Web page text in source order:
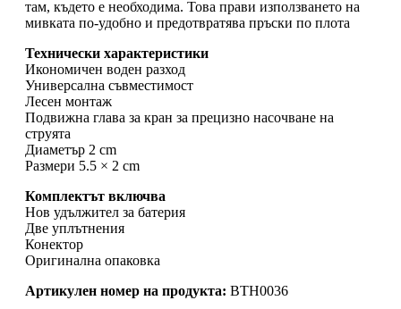
там, където е необходима. Това прави използването на
мивката по-удобно и предотвратява пръски по плота
Технически характеристики
Икономичен воден разход
Универсална съвместимост
Лесен монтаж
Подвижна глава за кран за прецизно насочване на
струята
Диаметър 2 cm
Размери 5.5 × 2 cm
Комплектът включва
Нов удължител за батерия
Две уплътнения
Конектор
Оригинална опаковка
Артикулен номер на продукта: BTH0036